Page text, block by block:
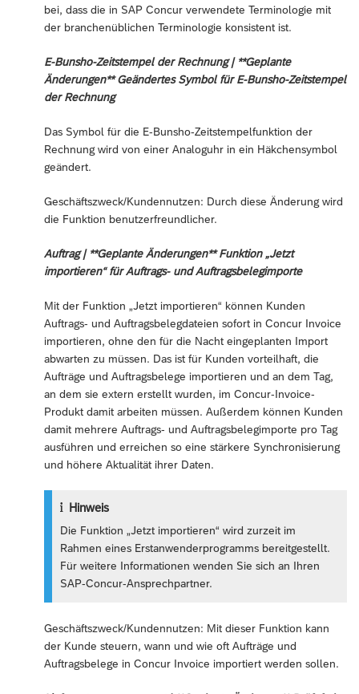
bei, dass die in SAP Concur verwendete Terminologie mit
der branchenüblichen Terminologie konsistent ist.
E-Bunsho-Zeitstempel der Rechnung | **Geplante
Änderungen** Geändertes Symbol für E-Bunsho-Zeitstempel
der Rechnung
Das Symbol für die E-Bunsho-Zeitstempelfunktion der
Rechnung wird von einer Analoguhr in ein Häkchensymbol
geändert.
Geschäftszweck/Kundennutzen: Durch diese Änderung wird
die Funktion benutzerfreundlicher.
Auftrag | **Geplante Änderungen** Funktion „Jetzt
importieren“ für Auftrags- und Auftragsbelegimporte
Mit der Funktion „Jetzt importieren“ können Kunden
Auftrags- und Auftragsbelegdateien sofort in Concur Invoice
importieren, ohne den für die Nacht eingeplanten Import
abwarten zu müssen. Das ist für Kunden vorteilhaft, die
Aufträge und Auftragsbelege importieren und an dem Tag,
an dem sie extern erstellt wurden, im Concur-Invoice-
Produkt damit arbeiten müssen. Außerdem können Kunden
damit mehrere Auftrags- und Auftragsbelegimporte pro Tag
ausführen und erreichen so eine stärkere Synchronisierung
und höhere Aktualität ihrer Daten.
Hinweis
Die Funktion „Jetzt importieren“ wird zurzeit im
Rahmen eines Erstanwenderprogramms bereitgestellt.
Für weitere Informationen wenden Sie sich an Ihren
SAP-Concur-Ansprechpartner.
Geschäftszweck/Kundennutzen: Mit dieser Funktion kann
der Kunde steuern, wann und wie oft Aufträge und
Auftragsbelege in Concur Invoice importiert werden sollen.